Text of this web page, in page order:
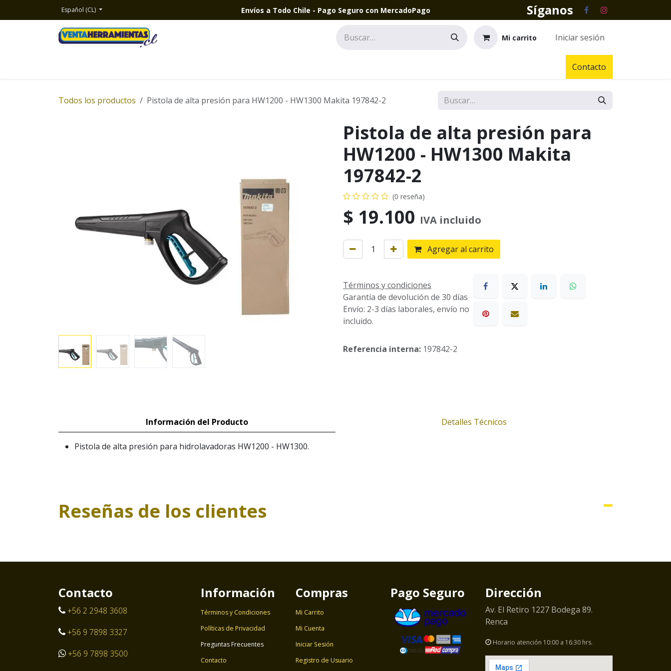
Español (CL) Envíos a Todo Chile - Pago Seguro con MercadoPago Síganos
Mi carrito Iniciar sesión
Contacto
Todos los productos Pistola de alta presión para HW1200 - HW1300 Makita 197842-2
Pistola de alta presión para
HW1200 - HW1300 Makita
197842-2
(0 reseña)
$ 19.100 IVA incluido
Agregar al carrito
Términos y condiciones
Garantía de devolución de 30 días
Envío: 2-3 días laborales, envío no
incluido.
Referencia interna: 197842-2
Información del Producto Detalles Técnicos
Pistola de alta presión para hidrolavadoras HW1200 - HW1300.
Reseñas de los clientes
Contacto
+56 2 2948 3608
+56 9 7898 3327
+56 9 7898 3500
Información
Términos y Condiciones
Políticas de Privacidad
Preguntas Frecuentes
Contacto
Compras
Mi Carrito
Mi Cuenta
Iniciar Sesión
Registro de Usuario
Pago Seguro Dirección
Av. El Retiro 1227 Bodega 89.
Renca
Horario atención 10:00 a 16:30 hrs.